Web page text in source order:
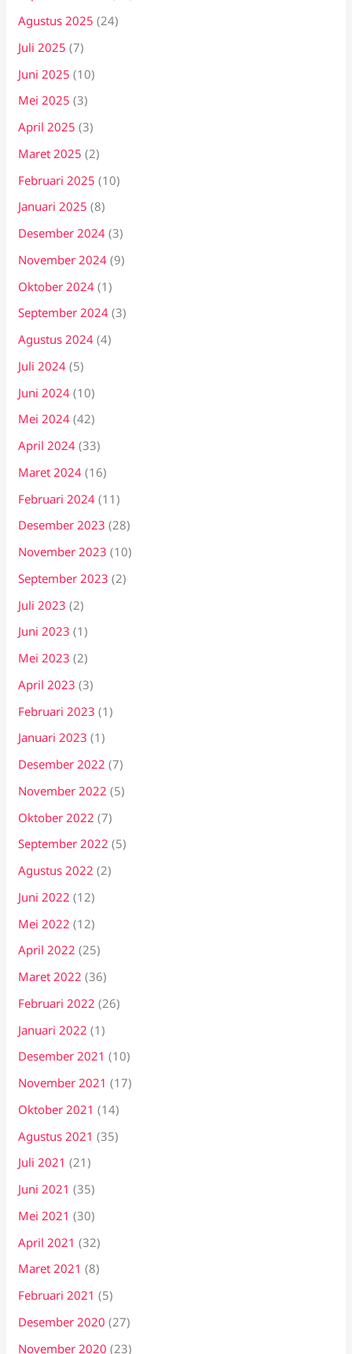
Agustus 2025 (24)
Juli 2025 (7)
Juni 2025 (10)
Mei 2025 (3)
April 2025 (3)
Maret 2025 (2)
Februari 2025 (10)
Januari 2025 (8)
Desember 2024 (3)
November 2024 (9)
Oktober 2024 (1)
September 2024 (3)
Agustus 2024 (4)
Juli 2024 (5)
Juni 2024 (10)
Mei 2024 (42)
April 2024 (33)
Maret 2024 (16)
Februari 2024 (11)
Desember 2023 (28)
November 2023 (10)
September 2023 (2)
Juli 2023 (2)
Juni 2023 (1)
Mei 2023 (2)
April 2023 (3)
Februari 2023 (1)
Januari 2023 (1)
Desember 2022 (7)
November 2022 (5)
Oktober 2022 (7)
September 2022 (5)
Agustus 2022 (2)
Juni 2022 (12)
Mei 2022 (12)
April 2022 (25)
Maret 2022 (36)
Februari 2022 (26)
Januari 2022 (1)
Desember 2021 (10)
November 2021 (17)
Oktober 2021 (14)
Agustus 2021 (35)
Juli 2021 (21)
Juni 2021 (35)
Mei 2021 (30)
April 2021 (32)
Maret 2021 (8)
Februari 2021 (5)
Desember 2020 (27)
November 2020 (23)